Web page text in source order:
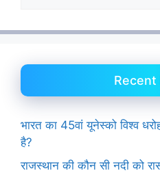
Recent
भारत का 45वां यूनेस्को विश्व
है?
राजस्थान की कौन सी नदी को